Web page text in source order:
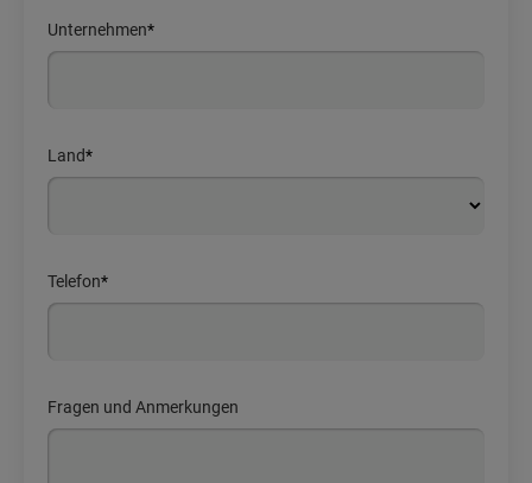
*
Unternehmen
*
Land
*
Telefon
Fragen und Anmerkungen